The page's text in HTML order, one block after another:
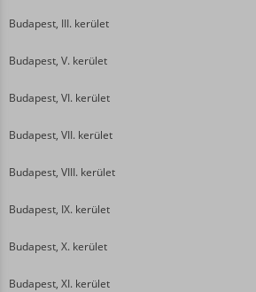
Budapest, III. kerület
Budapest, V. kerület
Budapest, VI. kerület
Budapest, VII. kerület
Budapest, VIII. kerület
Budapest, IX. kerület
Budapest, X. kerület
Budapest, XI. kerület